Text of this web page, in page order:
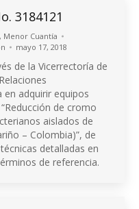
3184121
, Menor Cuantía
mayo 17, 2018
de la Vicerrectoría de
en adquirir equipos
de cromo
aislados de
– Colombia)”, de
detalladas en
de referencia.